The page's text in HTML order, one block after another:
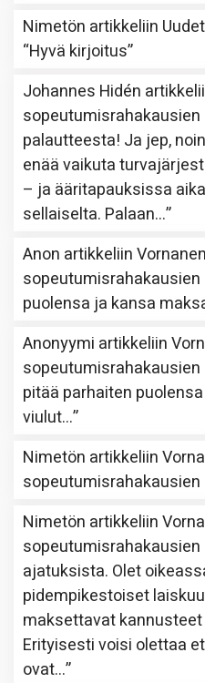
Nimetön artikkeliin
“Hyvä kirjoitus”
Johannes Hidén
palautteesta! Ja jep,
enää vaikuta
– ja ääritapauksissa
sellaiselta. Palaan…”
Anon artikkeliin
puolensa ja kansa
Anonyymi artikkeliin
pitää parhaiten
viulut…”
Nimetön artikkeliin
Nimetön artikkeliin
ajatuksista. Olet
pidempikestoiset
maksettavat
Erityisesti voisi olettaa
ovat…”